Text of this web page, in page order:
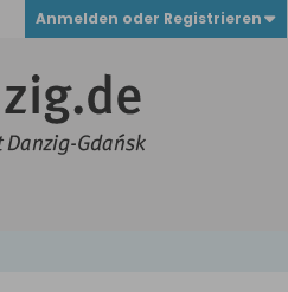
Anmelden oder Registrieren